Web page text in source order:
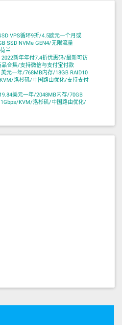
VPS循环9折/4.5欧元一个月或
SSD NVMe GEN4/无限流量
兰
新年年付7.4折优惠码/最新可访
合集/支持微信与支付宝付款
元一年/768MB内存/18GB RAID10
洛杉矶/中国路由优化/支持支付
美元一年/2048MB内存/70GB
KVM/洛杉矶/中国路由优化/